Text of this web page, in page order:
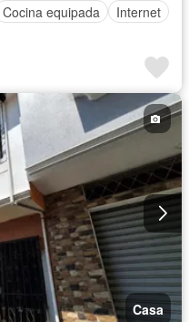
Cocina equipada
Internet
Casa